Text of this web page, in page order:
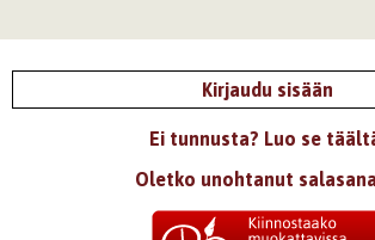
Kirjaudu sisään
Ei tunnusta? Luo se
Oletko unohtanut